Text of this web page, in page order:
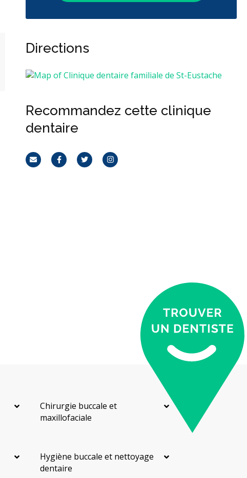
Directions
Recommandez cette clinique
dentaire
CourrielFacebookTwitterInstagram
Chirurgie buccale et
maxillofaciale
Hygiène buccale et nettoyage
dentaire